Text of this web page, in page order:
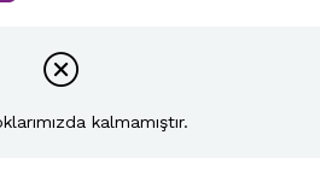
kalmamıştır.